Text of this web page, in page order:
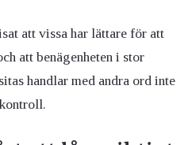
att vissa har lättare för att
att benägenheten i stor
handlar med andra ord inte